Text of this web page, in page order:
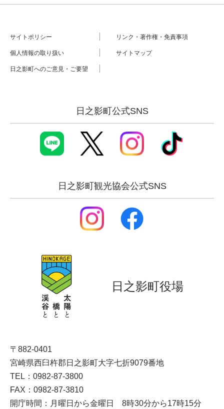
サイトポリシー リンク・著作権・免責事項
個人情報の取り扱い サイトマップ
日之影町へのご意見・ご要望
日之影町公式SNS
日之影町観光協会公式SNS
日之影町役場
〒882-0401
宮崎県西臼杵郡日之影町大字七折9079番地
TEL：0982-87-3800
FAX：0982-87-3810
開庁時間：月曜日から金曜日 8時30分から17時15分